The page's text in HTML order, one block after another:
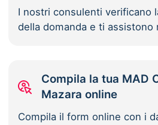
I nostri consulenti verificano
della domanda e ti assistono
Compila la tua MAD
Mazara online
Compila il form online con i